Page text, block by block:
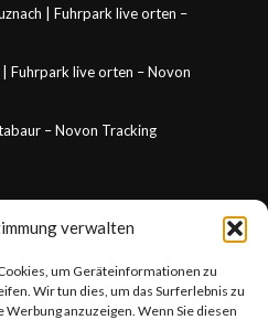
verwalten
um Geräteinformationen zu
Wir tun dies, um das Surferlebnis zu
anzuzeigen. Wenn Sie diesen
| Fuhrpark live orten –
Fuhrpark live orten – Novon
– Novon Tracking